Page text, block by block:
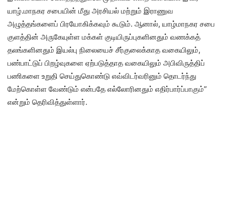
யாழ்.மாநகர சபையின் மீது அரசியல் மற்றும் இராணுவ
அழுத்தங்களைப் பிரயோகிக்கவும் கூடும். ஆனால், யாழ்மாநகர சபை
குளத்தின் அருகேயுள்ள மக்கள் குடியிருப்புகளினதும் வணக்கத்
தலங்களினதும் இயல்பு நிலையைச் சீர்குலைக்காத வகையிலும்,
பண்பாட்டுப் பிறழ்வுகளை ஏற்படுத்தாத வகையிலும் அபிவிருத்திப்
பணிகளை உறுதி செய்துகொண்டு எவ்விடர்வரினும் தொடர்ந்து
மேற்கொள்ள வேண்டும் என்பதே எல்லோரினதும் எதிர்பார்ப்பாகும்”
என்றும் தெரிவித்துள்ளார்.